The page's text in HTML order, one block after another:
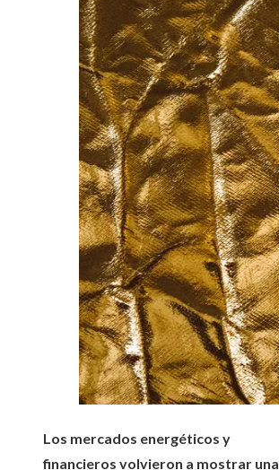
Los mercados energéticos y
financieros volvieron a mostrar una